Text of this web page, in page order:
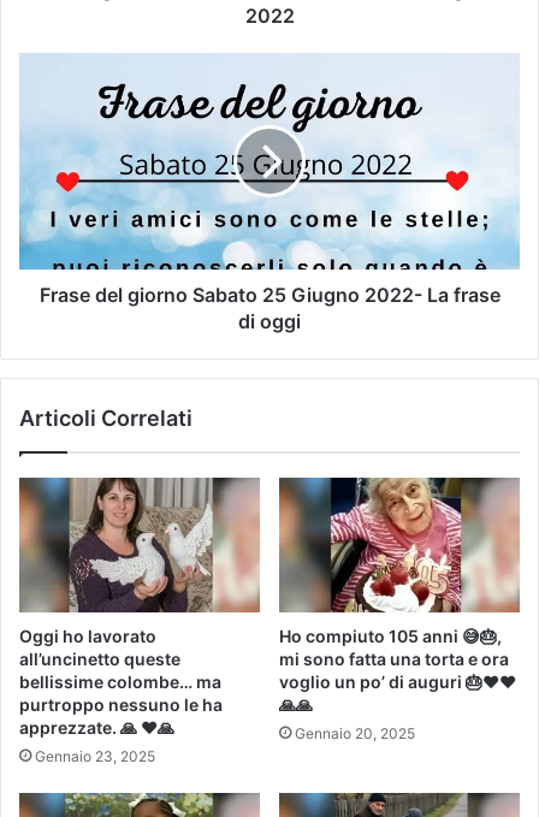
2022
Frase del giorno Sabato 25 Giugno 2022- La frase
di oggi
Articoli Correlati
Oggi ho lavorato
all’uncinetto queste
bellissime colombe… ma
purtroppo nessuno le ha
apprezzate. 🙏 ❤️🙏
Gennaio 23, 2025
Ho compiuto 105 anni 😅🎂,
mi sono fatta una torta e ora
voglio un po’ di auguri 🎂❤️️❤
🙏🙏
Gennaio 20, 2025